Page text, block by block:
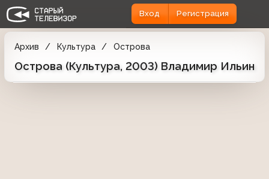
Вход Регистрация
Архив Культура Острова
Острова (Культура, 2003) Владимир Ильин